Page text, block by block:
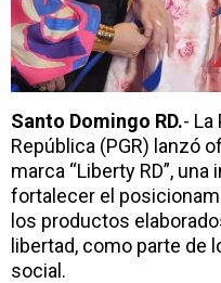
Santo Domingo RD.- La
República (PGR) lanzó
marca “Liberty RD”,
fortalecer el
los productos
libertad, como parte de
social.